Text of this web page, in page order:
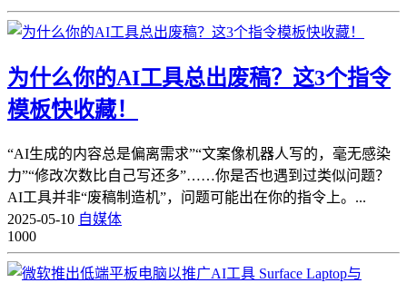
为什么你的AI工具总出废稿？这3个指令
模板快收藏！
“AI生成的内容总是偏离需求”“文案像机器人写的，毫无感染
力”“修改次数比自己写还多”……你是否也遇到过类似问题？
AI工具并非“废稿制造机”，问题可能出在你的指令上。...
2025-05-10 自媒体
1000